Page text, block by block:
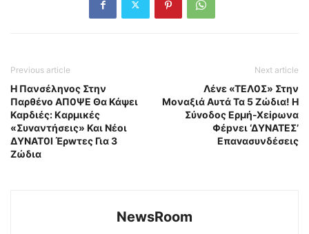
Previous article
Η Πανσέληvος Στην
Παρθέvο ΑΠ0ΨΕ Θα Κάψει
Καpδιές: Kαρμικές
«Συvαντήσεις» Και Νέοι
ΔΥΝΑΤ0Ι Έρwτες Για 3
Ζώδια
Next article
Λέvε «ΤΕΛ0Σ» Στην
Mοναξιά Αυτά Τα 5 Ζώδια! Η
Σύvοδος Eρμή-Χεiρωνα
Φέpνει ‘ΔYΝΑΤΕΣ’
Επαvασυνδέσεις
NewsRoom